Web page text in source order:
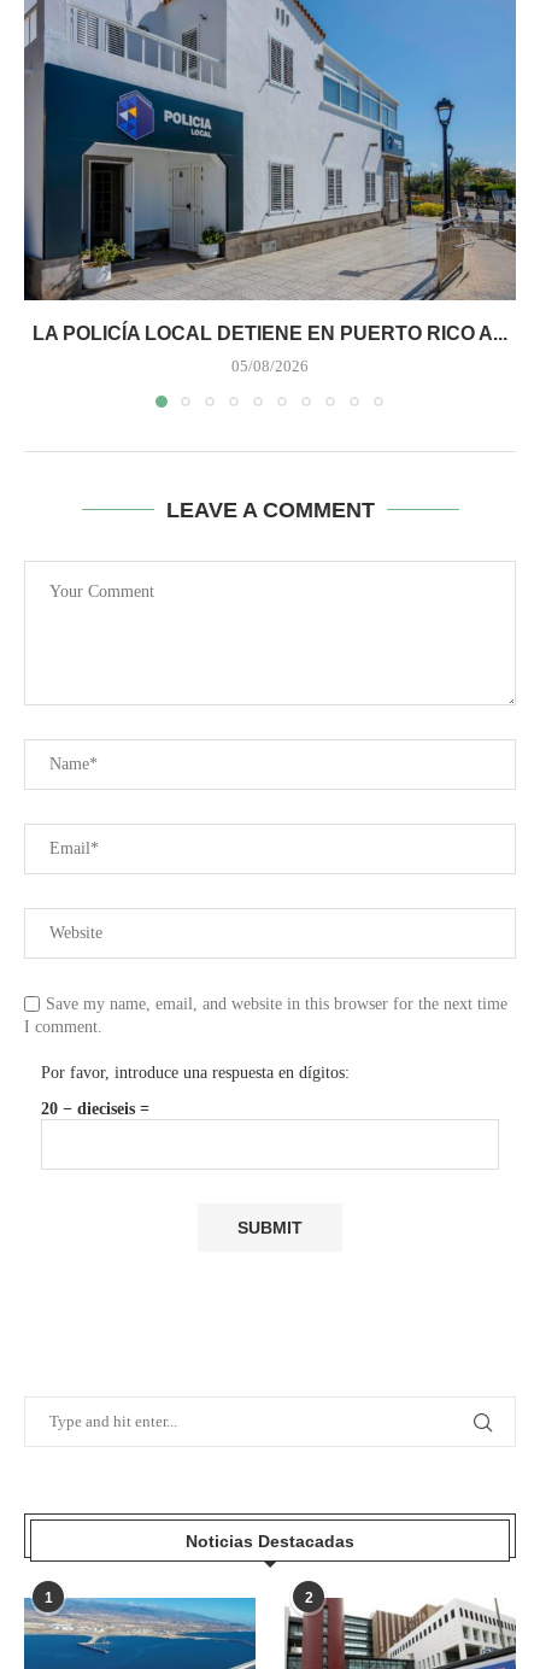
LA POLICÍA LOCAL DETIENE EN PUERTO RICO A...
05/08/2026
LEAVE A COMMENT
Save my name, email, and website in this browser for the next time
I comment.
Por favor, introduce una respuesta en dígitos:
20 − dieciseis =
Noticias Destacadas
1 2